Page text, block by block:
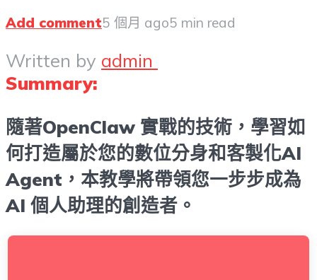
Add comment5 個月 ago5 min read
Written by admin
Summary:
隨著OpenClaw 實戰的技術，學習如
何打造屬於您的數位分身和客製化AI
Agent，本教學將帶領您一步步成為
AI 個人助理的創造者。